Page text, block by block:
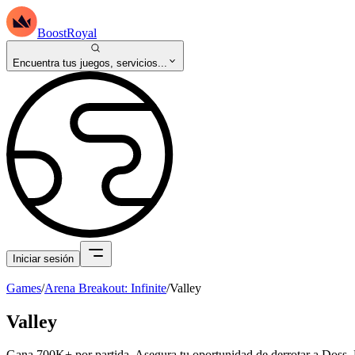
BoostRoyal
Encuentra tus juegos, servicios...
Iniciar sesión
Games/Arena Breakout: Infinite/Valley
Valley